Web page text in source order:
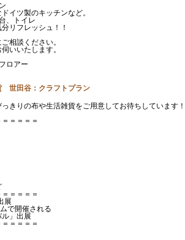
イツ製のキッチンなど。
、トイレ
リフレッシュ！！
相談ください。
いいたします。
ロアー
世田谷：クラフトプラン
きりの布や生活雑貨をご用意してお待ちしています！
＝＝＝＝
＝＝＝＝
展
で開催される
ル」出展
＝＝＝＝